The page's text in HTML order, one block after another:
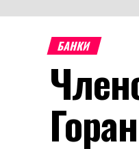
БАНКИ